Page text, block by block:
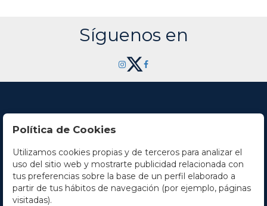
Síguenos en
Contacto
Horario
La empresa
Política de Cookies
Utilizamos cookies propias y de terceros para analizar el
uso del sitio web y mostrarte publicidad relacionada con
tus preferencias sobre la base de un perfil elaborado a
partir de tus hábitos de navegación (por ejemplo, páginas
visitadas).